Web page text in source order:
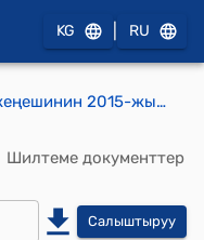
KG RU
Жекенди айылдык кеңешинин 2015-жылдын 18-февралындагы № 1 "Жекенди айылдык кеңешинин депутаттарын бешинчи чакырылышынын кезектеги биринчи сессиясына чакыруу жөнүндө" токтому
Шилтеме документтер
Салыштыруу